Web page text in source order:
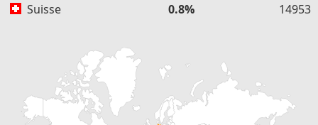
Suisse
0.8% 14953